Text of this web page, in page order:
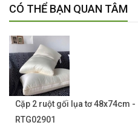
CÓ THỂ BẠN QUAN TÂM
Cặp 2 ruột gối lụa tơ 48x74cm -
RTG02901